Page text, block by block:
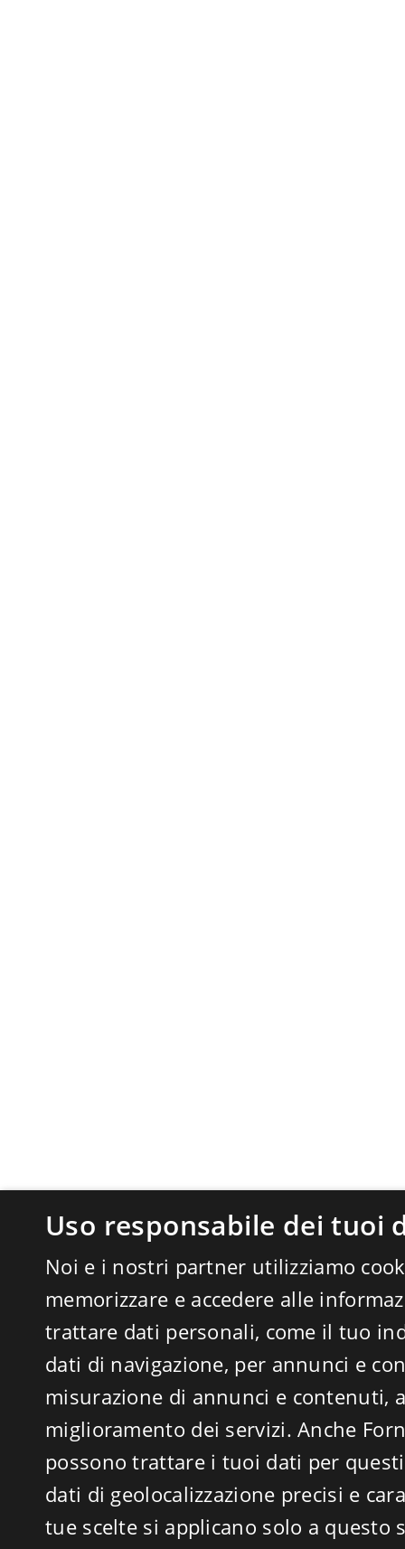
Uso responsabile dei tuoi
Noi e i nostri partner utilizziamo
memorizzare e accedere alle
trattare dati personali, come il tuo
dati di navigazione, per annunci e
misurazione di annunci e contenuti,
miglioramento dei servizi. Anche
possono trattare i tuoi dati per
dati di geolocalizzazione precisi e
tue scelte si applicano solo a